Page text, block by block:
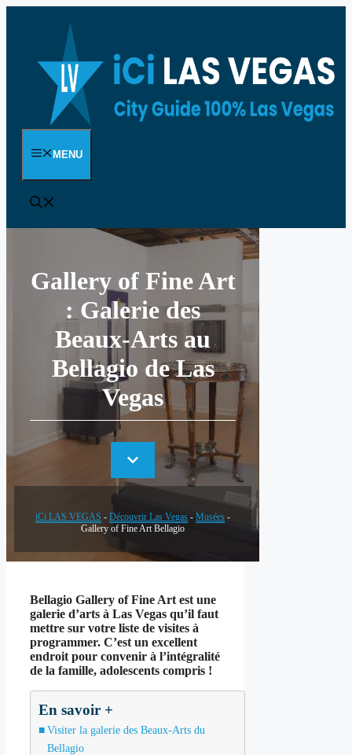
MENU
Gallery of Fine Art
: Galerie des
Beaux-Arts au
Bellagio de Las
Vegas
iCi LAS VEGAS -Découvrir Las Vegas -Musées -
Gallery of Fine Art Bellagio
Bellagio Gallery of Fine Art est une
galerie d’arts à Las Vegas qu’il faut
mettre sur votre liste de visites à
programmer. C’est un excellent
endroit pour convenir à l’intégralité
de la famille, adolescents compris !
En savoir +
Visiter la galerie des Beaux-Arts du
Bellagio